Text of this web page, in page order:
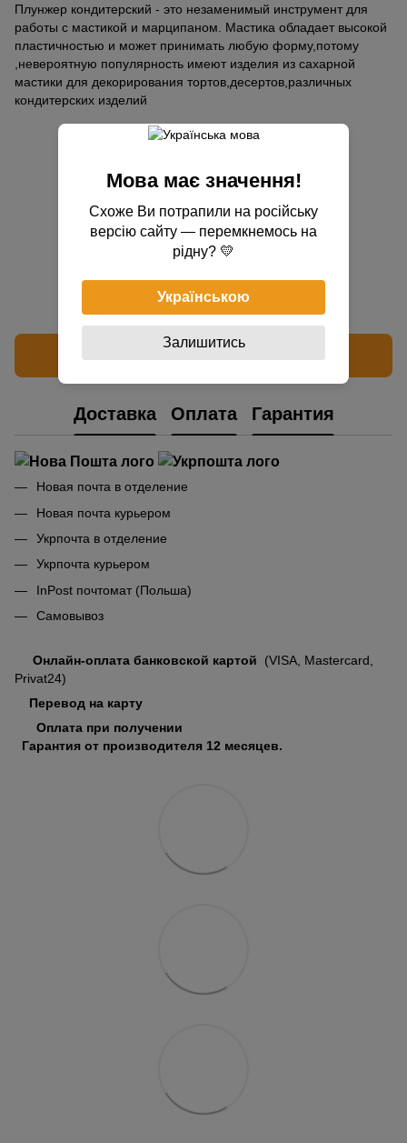
Плунжер кондитерский - это незаменимый инструмент для
работы с мастикой и марципаном. Мастика обладает высокой
пластичностью и может принимать любую форму,потому
,невероятную популярность имеют изделия из сахарной
мастики для декорирования тортов,десертов,различных
кондитерских изделий
Отзывы
Доставка Оплата Гарантия
Новая почта в отделение
Новая почта курьером
Укрпочта в отделение
Укрпочта курьером
InPost почтомат (Польша)
Самовывоз
Онлайн-оплата банковской картой
(VISA, Mastercard,
Privat24)
Перевод на карту
Оплата при получении
Гарантия от производителя 12 месяцев.
Мова має значення!
Схоже Ви потрапили на російську
версію сайту — перемкнемось на
рідну? 💛
Українською
Залишитись